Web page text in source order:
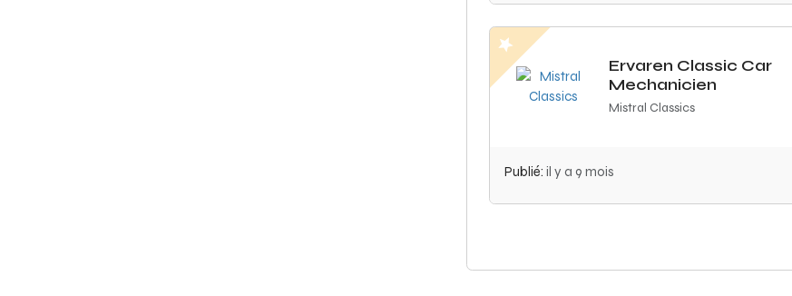
Ervaren Classic Car
Mechanicien
Mistral Classics
Publié:il y a 9 mois